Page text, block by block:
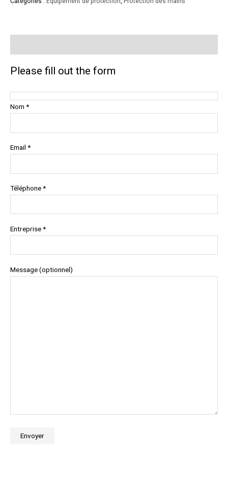
Please fill out the form
Nom *
Email *
Téléphone *
Entreprise *
Message (optionnel)